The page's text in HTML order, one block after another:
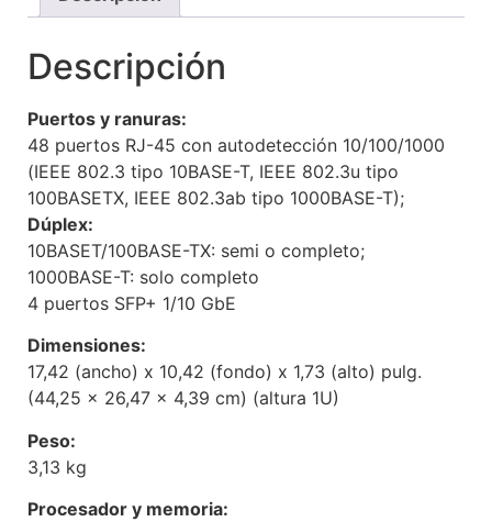
Descripción
Puertos y ranuras:
48 puertos RJ-45 con autodetección 10/100/1000
(IEEE 802.3 tipo 10BASE-T, IEEE 802.3u tipo
100BASETX, IEEE 802.3ab tipo 1000BASE-T);
Dúplex:
10BASET/100BASE-TX: semi o completo;
1000BASE-T: solo completo
4 puertos SFP+ 1/10 GbE
Dimensiones:
17,42 (ancho) x 10,42 (fondo) x 1,73 (alto) pulg.
(44,25 x 26,47 x 4,39 cm) (altura 1U)
Peso:
3,13 kg
Procesador y memoria: